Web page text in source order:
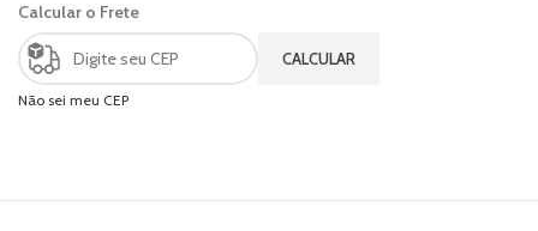
Calcular o Frete
CALCULAR
Não sei meu CEP